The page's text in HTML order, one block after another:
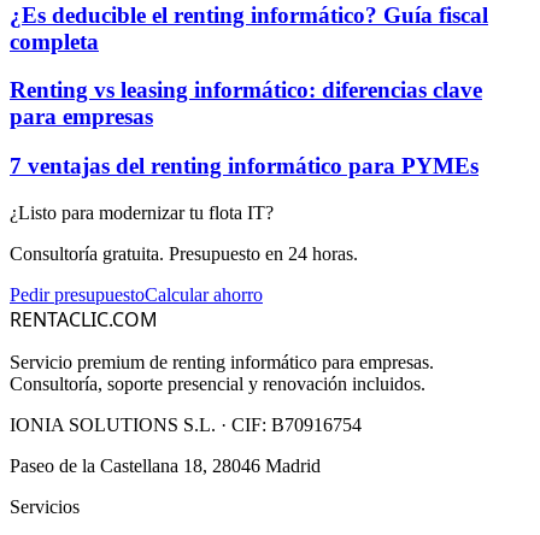
¿Es deducible el renting informático? Guía fiscal
completa
Renting vs leasing informático: diferencias clave
para empresas
7 ventajas del renting informático para PYMEs
¿Listo para modernizar tu flota IT?
Consultoría gratuita. Presupuesto en 24 horas.
Pedir presupuestoCalcular ahorro
RENTACLIC.COM
Servicio premium de renting informático para empresas.
Consultoría, soporte presencial y renovación incluidos.
IONIA SOLUTIONS S.L. · CIF: B70916754
Paseo de la Castellana 18, 28046 Madrid
Servicios